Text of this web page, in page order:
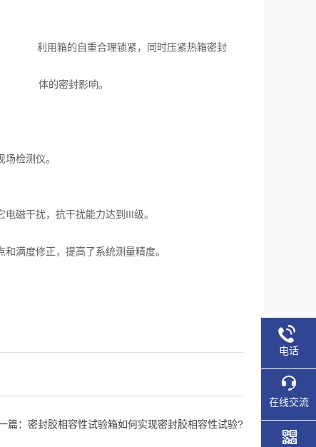
利用箱的自重合理锁紧，同时压紧热箱密封
箱 体的密封影响。
检测仪。
磁干扰，抗干扰能力达到III级。
满度修正，提高了系统测量精度。
篇： 密封胶相容性试验箱如何实现密封胶相容性试验?
电话
在线交流